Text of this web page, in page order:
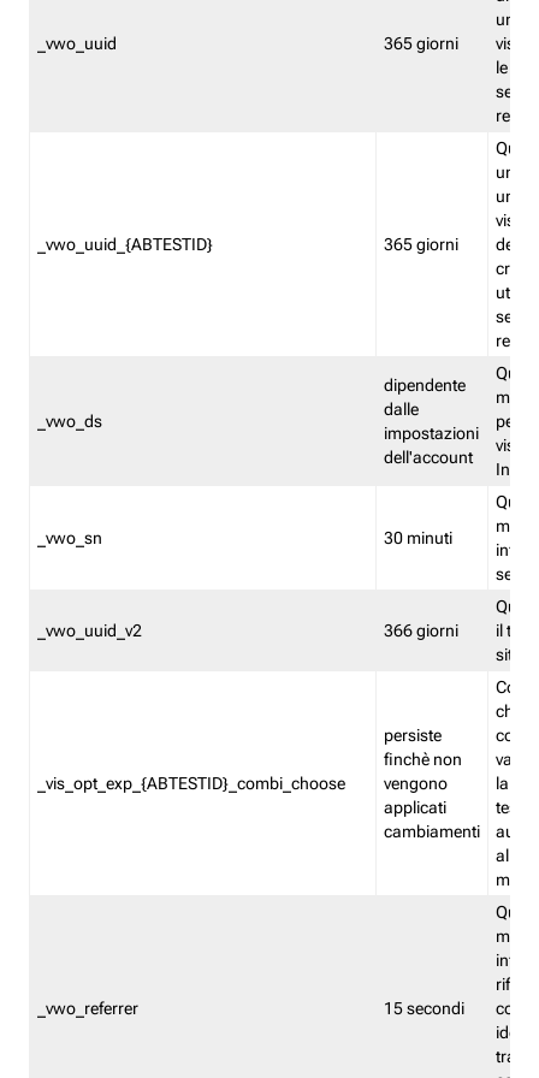
_vwo_uuid 365 giorni
le
_vwo_uuid_{ABTESTID} 365 giorni
un
del
_vwo_ds
dipendente
dalle
impostazioni
dell'account
_vwo_sn 30 minuti
_vwo_uuid_v2 366 giorni
il
sito
_vis_opt_exp_{ABTESTID}_combi_choose
persiste
finchè non
vengono
applicati
cambiamenti
che
la
test.
_vwo_referrer 15 secondi